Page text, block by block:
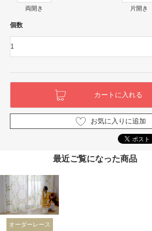
両開き 片開き
個数
お気に入りに追加
最近ご覧になった商品
オーダーレース